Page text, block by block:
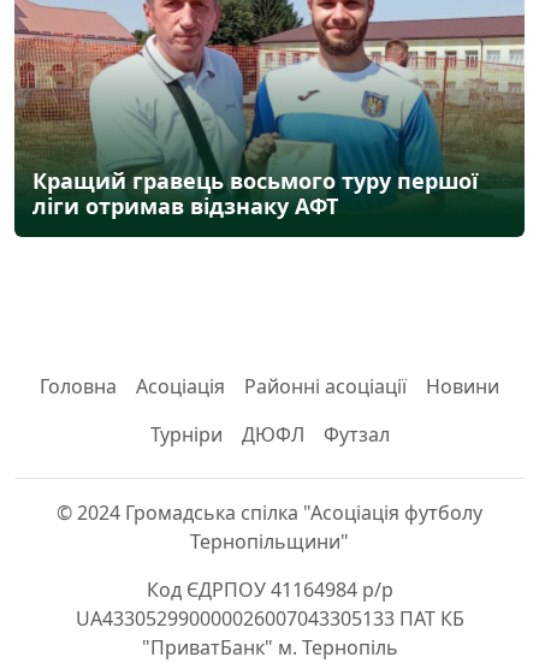
Кращий гравець восьмого туру першої
ліги отримав відзнаку АФТ
Головна Асоціація Районні асоціації
Новини
Турніри
ДЮФЛ Футзал
© 2024 Громадська спілка "Асоціація футболу
Тернопільщини"
Код ЄДРПОУ 41164984 р/р
UA433052990000026007043305133 ПАТ КБ
"ПриватБанк" м. Тернопіль